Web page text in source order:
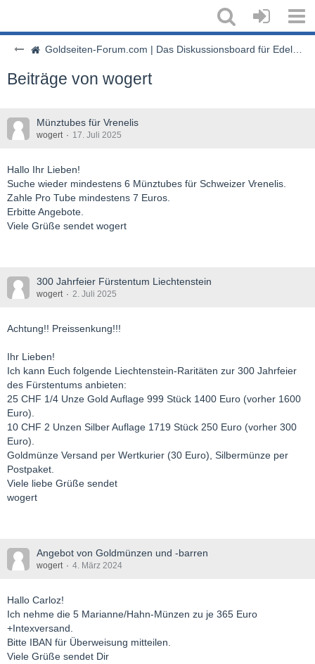
Goldseiten-Forum.com | Das Diskussionsboard für Edelmetalle & Rohstoffe
Beiträge von wogert
Münztubes für Vrenelis
wogert 17. Juli 2025
Hallo Ihr Lieben!
Suche wieder mindestens 6 Münztubes für Schweizer Vrenelis.
Zahle Pro Tube mindestens 7 Euros.
Erbitte Angebote.
Viele Grüße sendet wogert
300 Jahrfeier Fürstentum Liechtenstein
wogert 2. Juli 2025
Achtung!! Preissenkung!!!
Ihr Lieben!
Ich kann Euch folgende Liechtenstein-Raritäten zur 300 Jahrfeier
des Fürstentums anbieten:
25 CHF 1/4 Unze Gold Auflage 999 Stück 1400 Euro (vorher 1600
Euro).
10 CHF 2 Unzen Silber Auflage 1719 Stück 250 Euro (vorher 300
Euro).
Goldmünze Versand per Wertkurier (30 Euro), Silbermünze per
Postpaket.
Viele liebe Grüße sendet
wogert
Angebot von Goldmünzen und -barren
wogert 4. März 2024
Hallo Carloz!
Ich nehme die 5 Marianne/Hahn-Münzen zu je 365 Euro
+Intexversand.
Bitte IBAN für Überweisung mitteilen.
Viele Grüße sendet Dir